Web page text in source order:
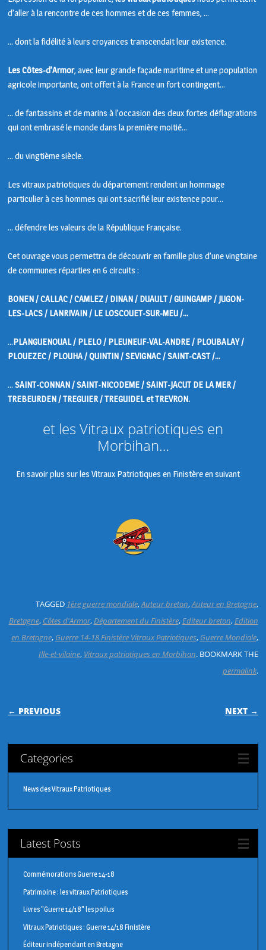
d’aller à la rencontre de ces hommes et de ces femmes, …
… dont la fidélité à leurs croyances transcendait leur existence.
Les Côtes-d’Armor, avec leur grande façade maritime et une population
agricole importante, ont offert à la France un fort contingent…
… de fantassins et de marins à l’occasion des deux fortes déflagrations
qui ont embrasé le monde dans la première moitié…
… du vingtième siècle.
Les vitraux patriotiques du département rendent un hommage
particulier à ces hommes qui ont sacrifié leur existence pour…
… défendre les valeurs de la République Française.
Cet ouvrage vous permettra de découvrir en famille plus d’une vingtaine
de communes réparties en 6 circuits :
BONEN / CALLAC / CAMLEZ / DINAN / DUAULT / GUINGAMP / JUGON-
LES-LACS / LANRIVAIN / LE LOSCOUET-SUR-MEU /…
…PLANGUENOUAL / PLELO / PLEUNEUF-VAL-ANDRE / PLOUBALAY /
PLOUEZEC / PLOUHA / QUINTIN / SEVIGNAC / SAINT-CAST /…
…SAINT-CONNAN / SAINT-NICODEME / SAINT-JACUT DE LA MER /
TREBEURDEN / TREGUIER / TREGUIDEL et TREVRON.
et les Vitraux patriotiques en
Morbihan…
En savoir plus sur les Vitraux Patriotiques en Finistère en suivant
TAGGED 1ère guerre mondiale,Auteur breton,Auteur en Bretagne,
Bretagne, Côtes d'Armor,Département du Finistère,Editeur breton,Edition
en Bretagne, Guerre 14-18 Finistère Vitraux Patriotiques, Guerre Mondiale,
Ille-et-vilaine, Vitraux patriotiques en Morbihan. BOOKMARK THE
permalink.
POST NAVIGATION
← PREVIOUS NEXT →
Categories
News des Vitraux Patriotiques
Latest Posts
Commémorations Guerre 14-18
Patrimoine : les vitraux Patriotiques
Livres "Guerre 14/18" les poilus
Vitraux Patriotiques : Guerre 14/18 Finistère
Éditeur indépendant en Bretagne